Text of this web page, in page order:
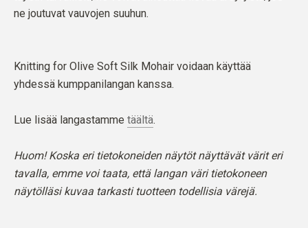
ne joutuvat vauvojen suuhun.
Knitting for Olive Soft Silk Mohair voidaan käyttää
yhdessä kumppanilangan kanssa.
Lue lisää langastamme täältä.
Huom! Koska eri tietokoneiden näytöt näyttävät värit eri
tavalla, emme voi taata, että langan väri tietokoneen
näytölläsi kuvaa tarkasti tuotteen todellisia värejä.